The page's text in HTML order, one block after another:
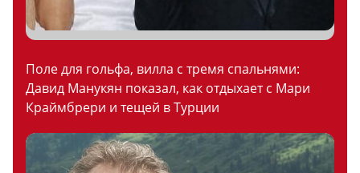
Поле для гольфа, вилла с тремя спальнями:
Давид Манукян показал, как отдыхает с Мари
Краймбрери и тещей в Турции